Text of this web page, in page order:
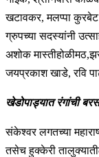
खटावकर, मलप्पा कुरबेट
ग्रुपच्या सदस्यांनी
अशोक
जयप्रकाश खाडे, रवि
खेडोपाड्यात रंगांची
संकेश्वर लगतच्या
तसेच हुक्केरी